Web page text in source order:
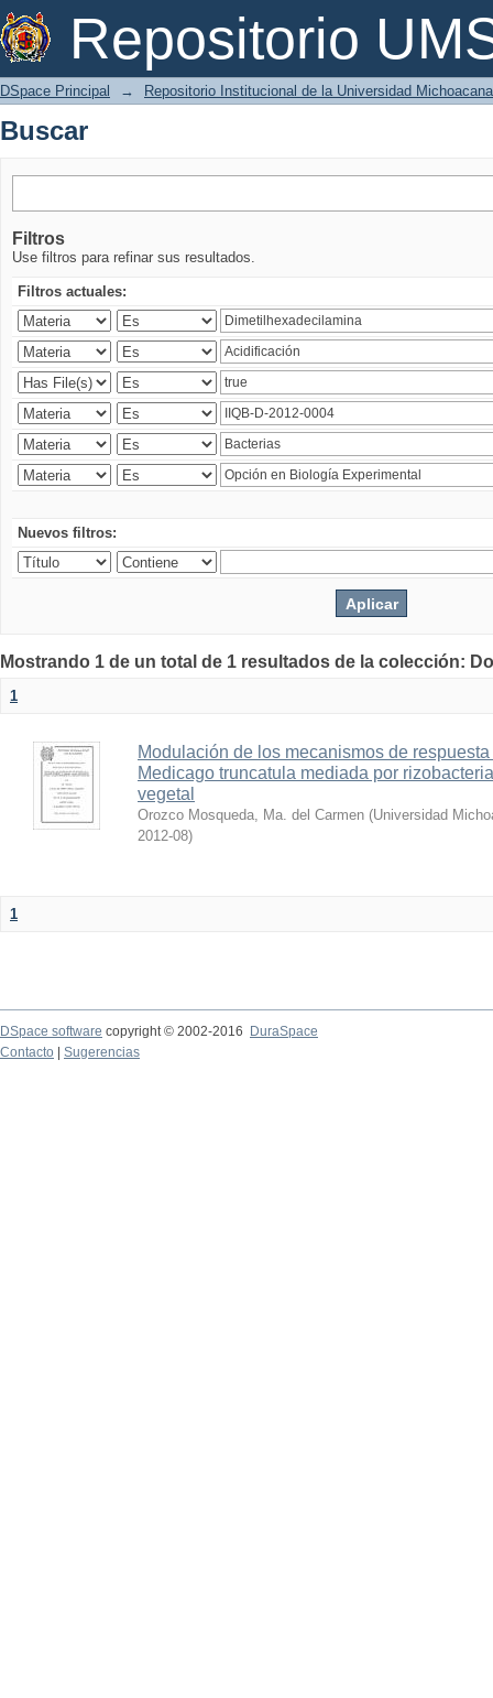
Repositorio
Buscar
DSpace Principal → Repositorio Institucional de la Universidad
Buscar
Filtros
Use filtros para refinar sus resultados.
Filtros actuales:
Nuevos filtros:
Mostrando 1 de un total de 1 resultados de la colección:
1
Modulación de los mecanismos de
Medicago truncatula mediada por
vegetal
Orozco Mosqueda, Ma. del Carmen (Universidad
2012-08)
1
DSpace software copyright © 2002-2016
DuraSpace
Contacto
Sugerencias